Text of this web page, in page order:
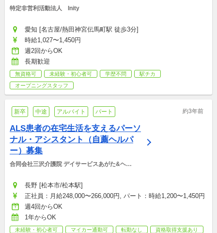
特定非営利活動法人　Inity
愛知 [名古屋/熱田神宮伝馬町駅 徒歩3分]
時給1,027〜1,450円
週2回からOK
長期歓迎
無資格可 未経験・初心者可 学歴不問
駅チカ
オープニングスタッフ
新卒 中途 アルバイト パート 約3年前
ALS患者の在宅生活を支えるパーソ
ナル・アシスタント（自薦ヘルパ
ー）募集
合同会社三沢介護院 デイサービスあがた&ヘル
長野 [松本市/松本駅]
正社員：月給248,000〜266,000円, パート：時給1,200〜1,450円
週4回からOK
1年からOK
未経験・初心者可 マイカー通勤可 転勤なし
資格取得支援あり